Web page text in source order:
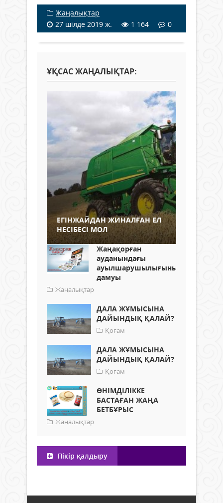
Жаңалықтар
27 шілде 2019 ж.
1 164 0
ҰҚСАС ЖАҢАЛЫҚТАР:
ЕГІНЖАЙДАН ЖИНАЛҒАН ЕЛ
НЕСІБЕСІ МОЛ
Жаңақорған
ауданындағы
ауылшарушылығының
дамуы
Жаңалықтар
ДАЛА ЖҰМЫСЫНА
ДАЙЫНДЫҚ ҚАЛАЙ?
Қоғам
ДАЛА ЖҰМЫСЫНА
ДАЙЫНДЫҚ ҚАЛАЙ?
Қоғам
ӨНІМДІЛІККЕ
БАСТАҒАН ЖАҢА
БЕТБҰРЫС
Жаңалықтар
Пікір қалдыру